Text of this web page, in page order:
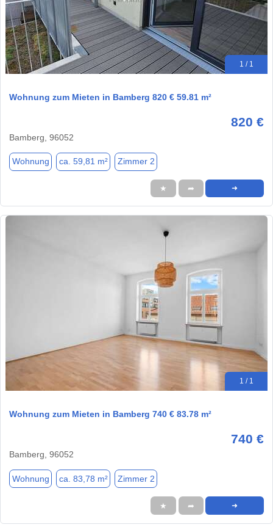
1 / 1
Wohnung zum Mieten in Bamberg 820 € 59.81 m²
820 €
Bamberg, 96052
Wohnung ca. 59,81 m² Zimmer 2
★ ➦ ➜
1 / 1
Wohnung zum Mieten in Bamberg 740 € 83.78 m²
740 €
Bamberg, 96052
Wohnung ca. 83,78 m² Zimmer 2
★ ➦ ➜